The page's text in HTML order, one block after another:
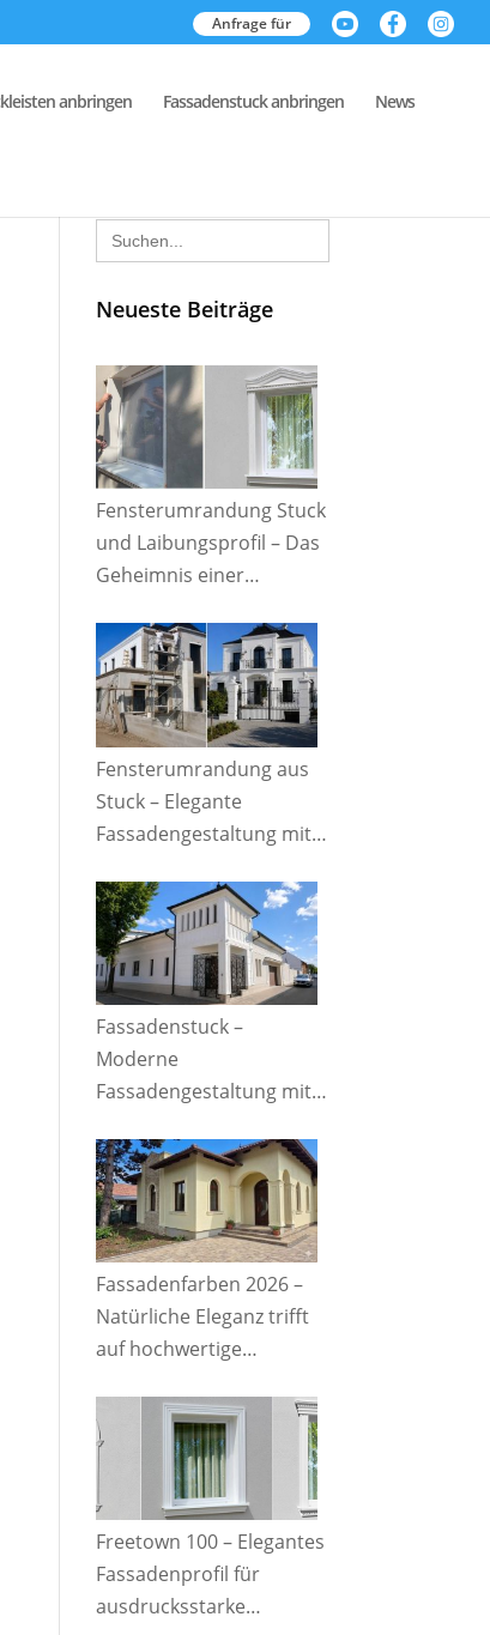
Anfrage für
anbringen Fassadenstuck anbringen News
Search
for:
Neueste Beiträge
Fensterumrandung Stuck
und Laibungsprofil – Das
Geheimnis einer
Fensterumrandung aus
Stuck – Elegante
Fassadengestaltung mit
Vorher-Nachher-Effekt
Fassadenstuck –
Moderne
Fassadengestaltung mit
Stuckelementen
Fassadenfarben 2026 –
Natürliche Eleganz trifft
auf hochwertige
Freetown 100 – Elegantes
Fassadenprofil für
ausdrucksstarke